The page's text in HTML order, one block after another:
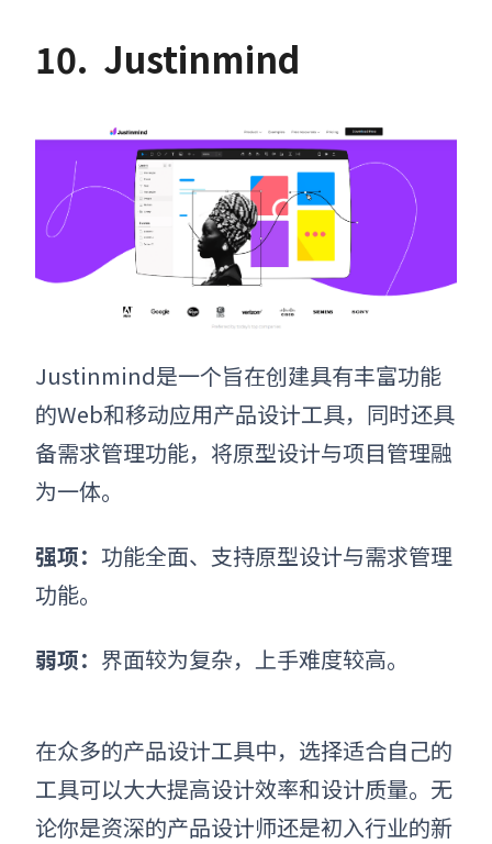
10. Justinmind
Justinmind是一个旨在创建具有丰富功能
的Web和移动应用产品设计工具，同时还具
备需求管理功能，将原型设计与项目管理融
为一体。
强项： 功能全面、支持原型设计与需求管理
功能。
弱项： 界面较为复杂，上手难度较高。
在众多的产品设计工具中，选择适合自己的
工具可以大大提高设计效率和设计质量。无
论你是资深的产品设计师还是初入行业的新